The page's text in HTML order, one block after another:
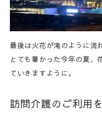
最後は火花が滝のように流
とても暑かった今年の夏、
ていきますように。
訪問介護のご利用